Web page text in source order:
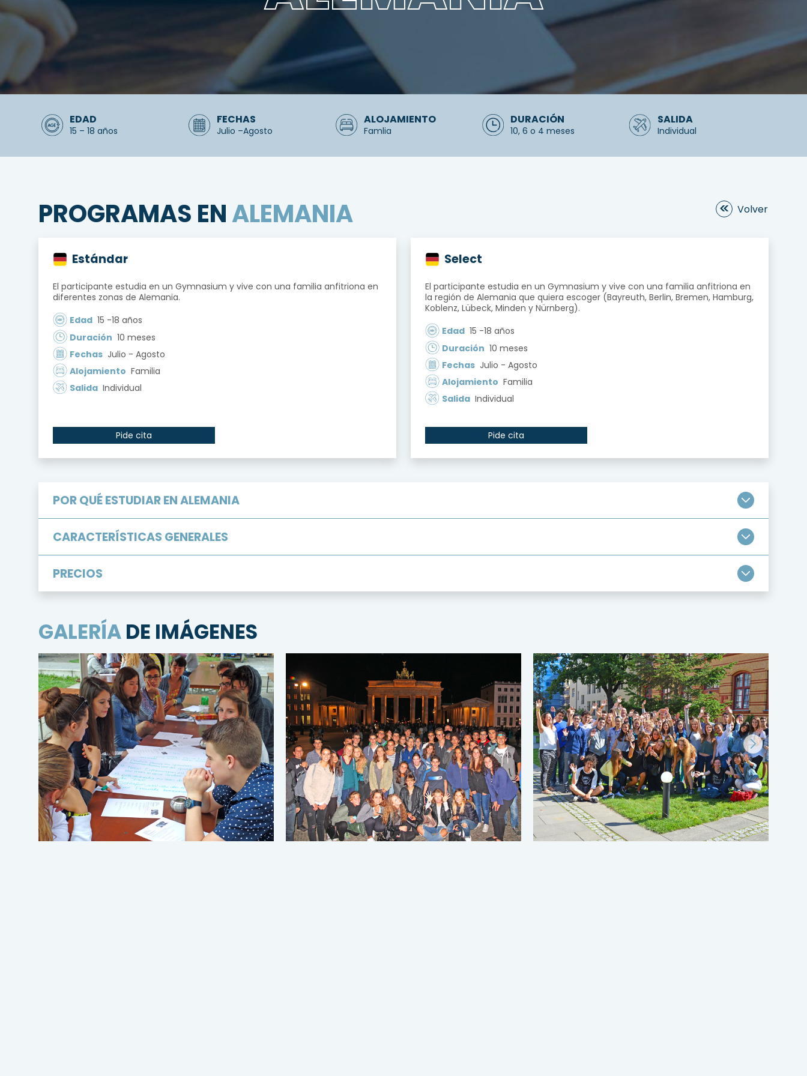
EDAD
15 – 18 años
FECHAS
Julio –Agosto
ALOJAMIENTO
Famlia
DURACIÓN
10, 6 o 4 meses
SALIDA
Individual
PROGRAMAS ENALEMANIA Volver
Estándar
El participante estudia en un Gymnasium y vive con una familia anfitriona en
diferentes zonas de Alemania.
Edad 15 -18 años
Duración 10 meses
Fechas Julio - Agosto
Alojamiento Familia
Salida Individual
Pide cita
Select
El participante estudia en un Gymnasium y vive con una familia anfitriona en
la región de Alemania que quiera escoger (Bayreuth, Berlin, Bremen, Hamburg,
Koblenz, Lübeck, Minden y Nürnberg).
Edad 15 -18 años
Duración 10 meses
Fechas Julio - Agosto
Alojamiento Familia
Salida Individual
Pide cita
PORQUÉESTUDIARENALEMANIA
CARACTERÍSTICAS GENERALES
PRECIOS
GALERÍADE IMÁGENES